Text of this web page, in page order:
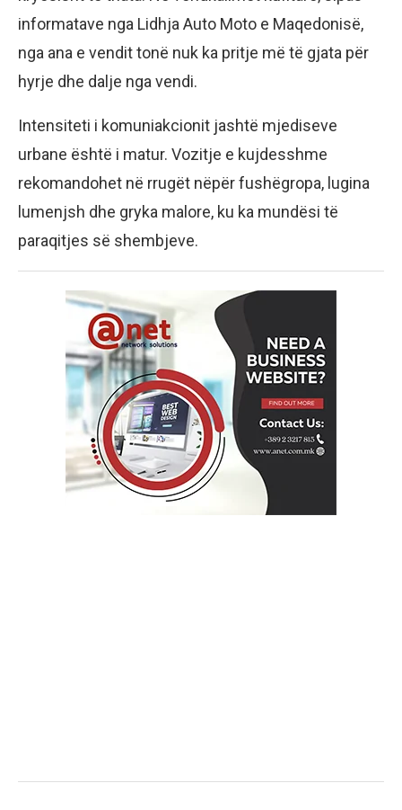
informatave nga Lidhja Auto Moto e Maqedonisë,
nga ana e vendit tonë nuk ka pritje më të gjata për
hyrje dhe dalje nga vendi.
Intensiteti i komuniakcionit jashtë mjediseve
urbane është i matur. Vozitje e kujdesshme
rekomandohet në rrugët nëpër fushëgropa, lugina
lumenjsh dhe gryka malore, ku ka mundësi të
paraqitjes së shembjeve.